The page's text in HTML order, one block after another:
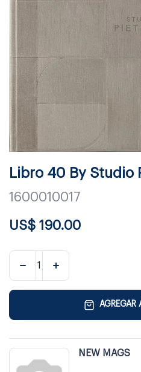
Libro 40 By Studio
1600010017
US$ 190.00
AGREGAR
NEW MAGS